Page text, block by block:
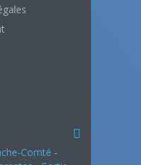
Comté -